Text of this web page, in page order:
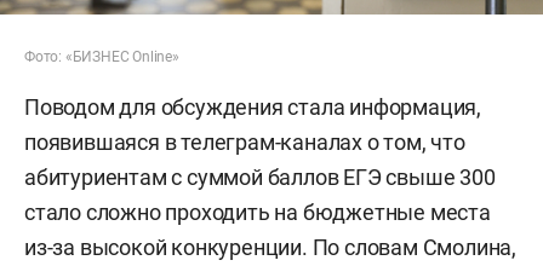
Фото: «БИЗНЕС Online»
Поводом для обсуждения стала информация,
появившаяся в телеграм-каналах о том, что
абитуриентам с суммой баллов ЕГЭ свыше 300
стало сложно проходить на бюджетные места
из-за высокой конкуренции. По словам Смолина,